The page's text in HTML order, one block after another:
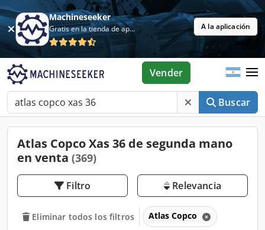
Machineseeker
Gratis en la tienda de aplicaciones A la aplicación
Buscar
Vender
Atlas Copco Xas 36 de segunda mano
en venta (369)
Filtro Relevancia
Eliminar todos los filtros Atlas Copco